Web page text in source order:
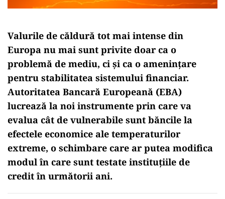
Valurile de căldură tot mai intense din
Europa nu mai sunt privite doar ca o
problemă de mediu, ci și ca o amenințare
pentru stabilitatea sistemului financiar.
Autoritatea Bancară Europeană (EBA)
lucrează la noi instrumente prin care va
evalua cât de vulnerabile sunt băncile la
efectele economice ale temperaturilor
extreme, o schimbare care ar putea modifica
modul în care sunt testate instituțiile de
credit în următorii ani.